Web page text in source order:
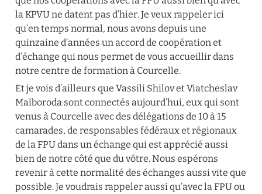
la KPVU ne datent pas d’hier. Je veux rappeler ici
qu’en temps normal, nous avons depuis une
quinzaine d’années un accord de coopération et
d’échange qui nous permet de vous accueillir dans
notre centre de formation à Courcelle.
Et je vois d’ailleurs que Vassili Shilov et Viatcheslav
Maïboroda sont connectés aujourd’hui, eux qui sont
venus à Courcelle avec des délégations de 10 à 15
camarades, de responsables fédéraux et régionaux
de la FPU dans un échange qui est apprécié aussi
bien de notre côté que du vôtre. Nous espérons
revenir à cette normalité des échanges aussi vite que
possible. Je voudrais rappeler aussi qu’avec la FPU ou